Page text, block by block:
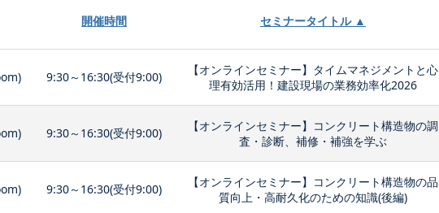
開催時間 セミナータイトル ▲
9:30～16:30(受付9:00)
【オンラインセミナー】タイムマネジメントと心
理有効活用！建設現場の業務効率化2026
9:30～16:30(受付9:00)
【オンラインセミナー】コンクリート構造物の調
査・診断、補修・補強を学ぶ
9:30～16:30(受付9:00)
【オンラインセミナー】コンクリート構造物の品
質向上・高耐久化のための知識(後編)